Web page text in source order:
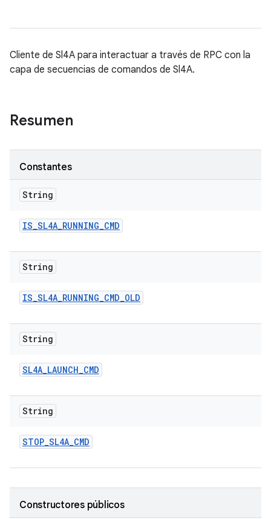
Cliente de Sl4A para interactuar a través de RPC con la
capa de secuencias de comandos de Sl4A.
Resumen
Constantes
String
IS_SL4A_RUNNING_CMD
String
IS_SL4A_RUNNING_CMD_OLD
String
SL4A_LAUNCH_CMD
String
STOP_SL4A_CMD
Constructores públicos